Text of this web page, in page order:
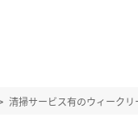
清掃サービス有のウィーク